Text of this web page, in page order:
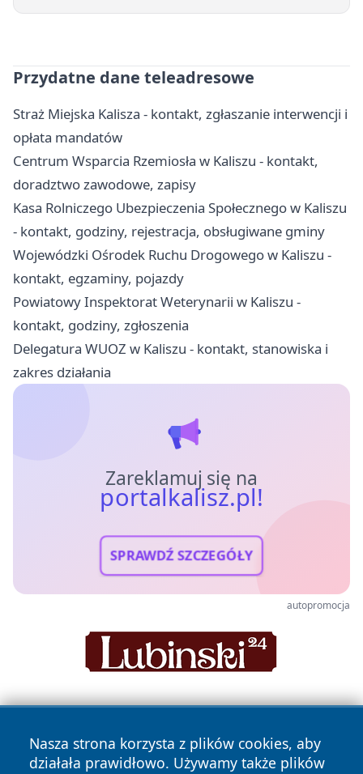
Przydatne dane teleadresowe
Straż Miejska Kalisza - kontakt, zgłaszanie interwencji i
opłata mandatów
Centrum Wsparcia Rzemiosła w Kaliszu - kontakt,
doradztwo zawodowe, zapisy
Kasa Rolniczego Ubezpieczenia Społecznego w Kaliszu
- kontakt, godziny, rejestracja, obsługiwane gminy
Wojewódzki Ośrodek Ruchu Drogowego w Kaliszu -
kontakt, egzaminy, pojazdy
Powiatowy Inspektorat Weterynarii w Kaliszu -
kontakt, godziny, zgłoszenia
Delegatura WUOZ w Kaliszu - kontakt, stanowiska i
zakres działania
Zareklamuj się na
portalkalisz.pl!
SPRAWDŹ SZCZEGÓŁY
autopromocja
Nasza strona korzysta z plików cookies, aby
działała prawidłowo. Używamy także plików